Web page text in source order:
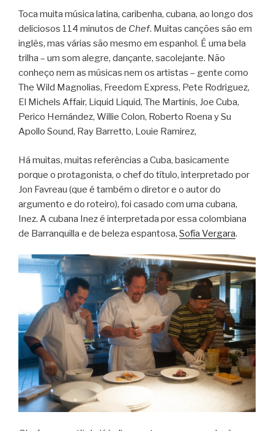
Toca muita música latina, caribenha, cubana, ao longo dos
deliciosos 114 minutos de Chef. Muitas canções são em
inglês, mas várias são mesmo em espanhol. É uma bela
trilha – um som alegre, dançante, sacolejante. Não
conheço nem as músicas nem os artistas – gente como
The Wild Magnolias, Freedom Express, Pete Rodriguez,
El Michels Affair, Liquid Liquid, The Martinis, Joe Cuba,
Perico Hernández, Willie Colon, Roberto Roena y Su
Apollo Sound, Ray Barretto, Louie Ramirez,
Há muitas, muitas referências a Cuba, basicamente
porque o protagonista, o chef do título, interpretado por
Jon Favreau (que é também o diretor e o autor do
argumento e do roteiro), foi casado com uma cubana,
Inez. A cubana Inez é interpretada por essa colombiana
de Barranquilla e de beleza espantosa, Sofía Vergara.